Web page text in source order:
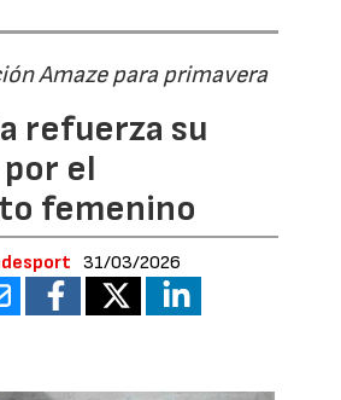
Amaze para primavera
refuerza su
el
femenino
31/03/2026